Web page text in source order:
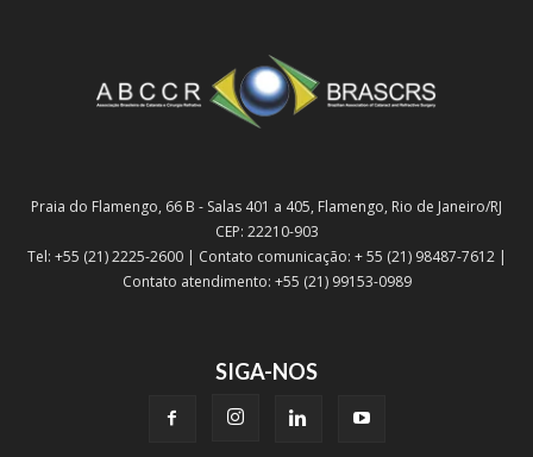
Praia do Flamengo, 66 B - Salas 401 a 405, Flamengo, Rio de Janeiro/RJ
CEP: 22210-903
Tel: +55 (21) 2225-2600 | Contato comunicação: + 55 (21) 98487-7612 |
Contato atendimento: +55 (21) 99153-0989
SIGA-NOS